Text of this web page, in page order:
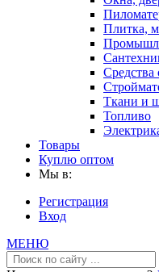
Плитка,
Ткани и
Топливо
Товары
Куплю оптом
Мы в:
Регистрация
Вход
МЕНЮ